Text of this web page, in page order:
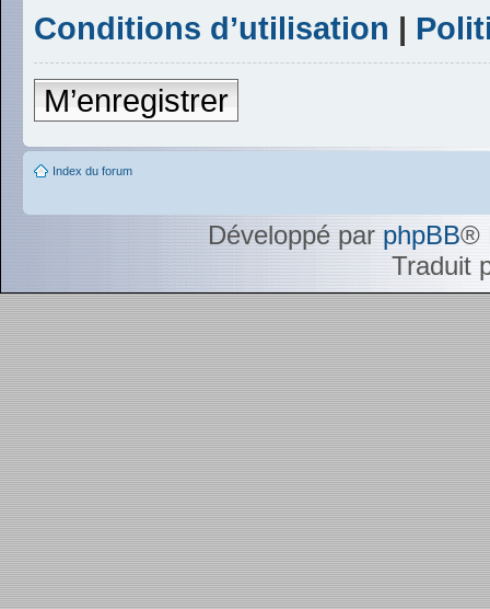
Conditions d’utilisation |
M’enregistrer
Index du forum
Développé par phpBB®
Traduit